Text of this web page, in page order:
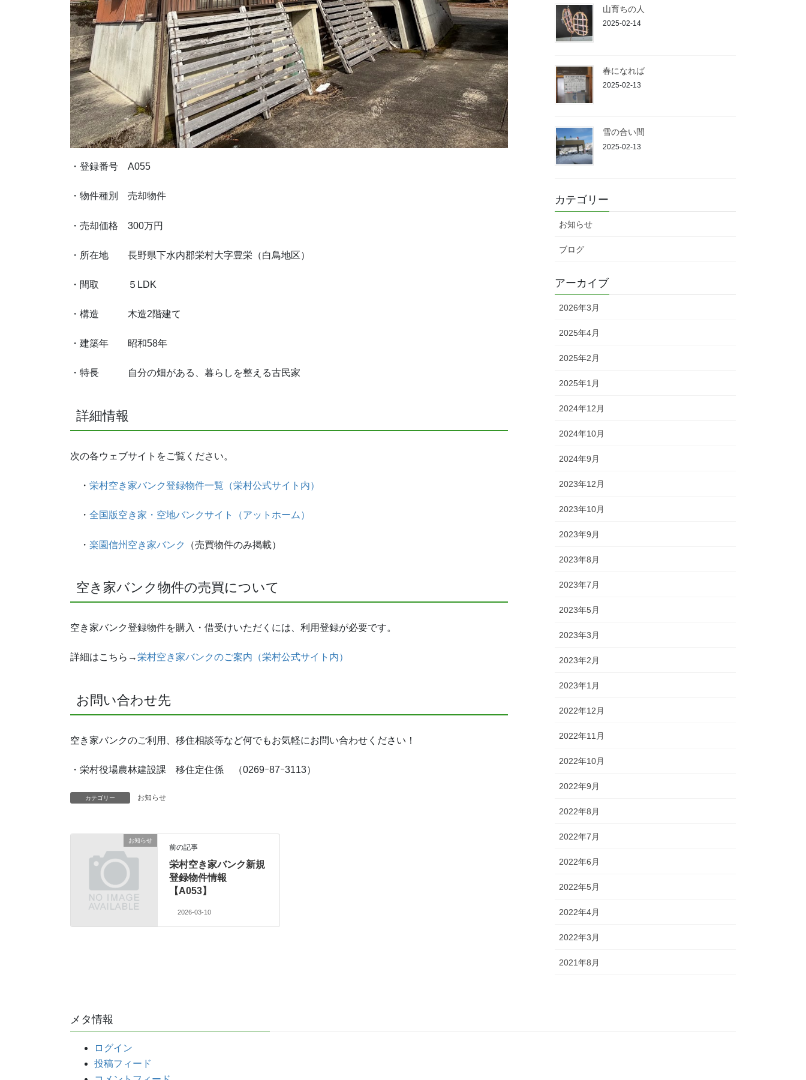
・登録番号 A055
・物件種別 売却物件
・売却価格 300万円
・所在地 長野県下水内郡栄村大字豊栄（白鳥地区）
・間取 ５LDK
・構造 木造2階建て
・建築年 昭和58年
・特長 自分の畑がある、暮らしを整える古民家
詳細情報
次の各ウェブサイトをご覧ください。
・ 栄村空き家バンク登録物件一覧（栄村公式サイト内）
・ 全国版空き家・空地バンクサイト（アットホーム）
・ 楽園信州空き家バンク （売買物件のみ掲載）
空き家バンク物件の売買について
空き家バンク登録物件を購入・借受けいただくには、利用登録が必要です。
詳細はこちら→栄村空き家バンクのご案内（栄村公式サイト内）
お問い合わせ先
空き家バンクのご利用、移住相談等など何でもお気軽にお問い合わせください！
・栄村役場農林建設課 移住定住係 （0269ｰ87ｰ3113）
カテゴリー お知らせ
お知らせ
前の記事
栄村空き家バンク新規
登録物件情報
【A053】
2026-03-10
山育ちの人
2025-02-14
春になれば
2025-02-13
雪の合い間
2025-02-13
カテゴリー
お知らせ
ブログ
アーカイブ
2026年3月
2025年4月
2025年2月
2025年1月
2024年12月
2024年10月
2024年9月
2023年12月
2023年10月
2023年9月
2023年8月
2023年7月
2023年5月
2023年3月
2023年2月
2023年1月
2022年12月
2022年11月
2022年10月
2022年9月
2022年8月
2022年7月
2022年6月
2022年5月
2022年4月
2022年3月
2021年8月
メタ情報
ログイン
投稿フィード